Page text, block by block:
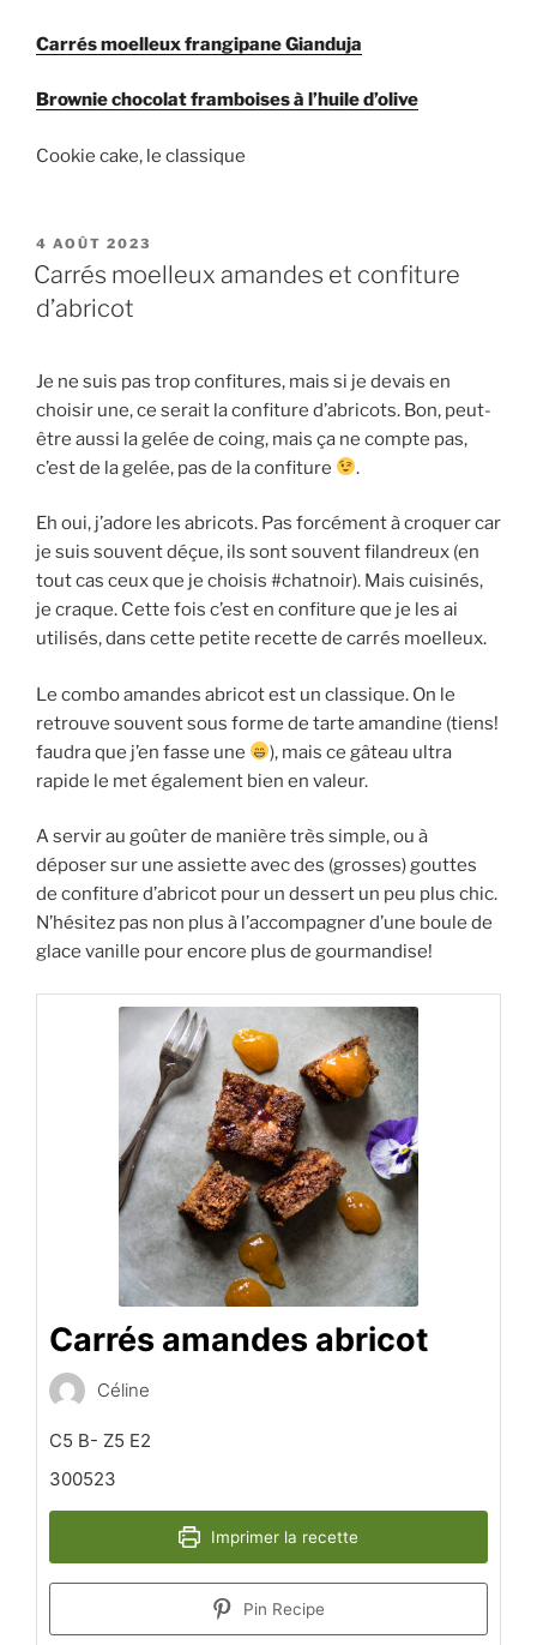
Carrés moelleux frangipane Gianduja
Brownie chocolat framboises à l’huile d’olive
Cookie cake, le classique
PUBLIÉ
LE
4 AOÛT 2023
Carrés moelleux amandes et confiture
d’abricot
Je ne suis pas trop confitures, mais si je devais en
choisir une, ce serait la confiture d’abricots. Bon, peut-
être aussi la gelée de coing, mais ça ne compte pas,
c’est de la gelée, pas de la confiture
.
Eh oui, j’adore les abricots. Pas forcément à croquer car
je suis souvent déçue, ils sont souvent filandreux (en
tout cas ceux que je choisis #chatnoir). Mais cuisinés,
je craque. Cette fois c’est en confiture que je les ai
utilisés, dans cette petite recette de carrés moelleux.
Le combo amandes abricot est un classique. On le
retrouve souvent sous forme de tarte amandine (tiens!
faudra que j’en fasse une
), mais ce gâteau ultra
rapide le met également bien en valeur.
A servir au goûter de manière très simple, ou à
déposer sur une assiette avec des (grosses) gouttes
de confiture d’abricot pour un dessert un peu plus chic.
N’hésitez pas non plus à l’accompagner d’une boule de
glace vanille pour encore plus de gourmandise!
Carrés amandes abricot
Céline
C5 B- Z5 E2
300523
Imprimer la recette
Pin Recipe